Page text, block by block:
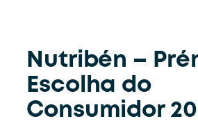
Nutribén –
Escolha do
Consumidor